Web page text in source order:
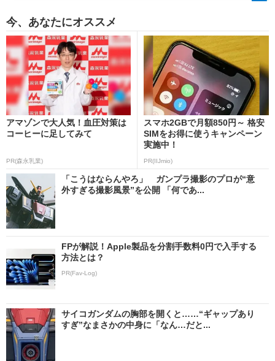
今、あなたにオススメ
アマゾンで大人気！血圧対策は
コーヒーに足してみて
PR(森永乳業)
スマホ2GBで月額850円～ 格安
SIMをお得に使うキャンペーン
実施中！
PR(IIJmio)
「こうはならんやろ」 ガンプラ撮影のプロが“意
外すぎる撮影風景”を公開 「何であ...
FPが解説！Apple製品を分割手数料0円で入手する
方法とは？
PR(Fav-Log)
サイコガンダムの胸部を開くと……“ギャップあり
すぎ”なまさかの中身に「なん…だと...